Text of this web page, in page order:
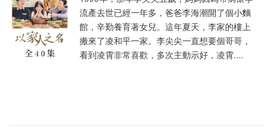
流產去世已經一年多，爸爸李海潮開了個小麵
館，辛勤養育著女兒。這年夏天，李家的樓上
搬來了凌和平一家。李尖尖一直想要個哥哥，
看到凌霄非常喜歡，多次主動示好，凌霄....